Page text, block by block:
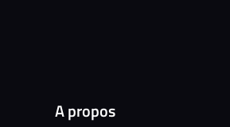
A propos